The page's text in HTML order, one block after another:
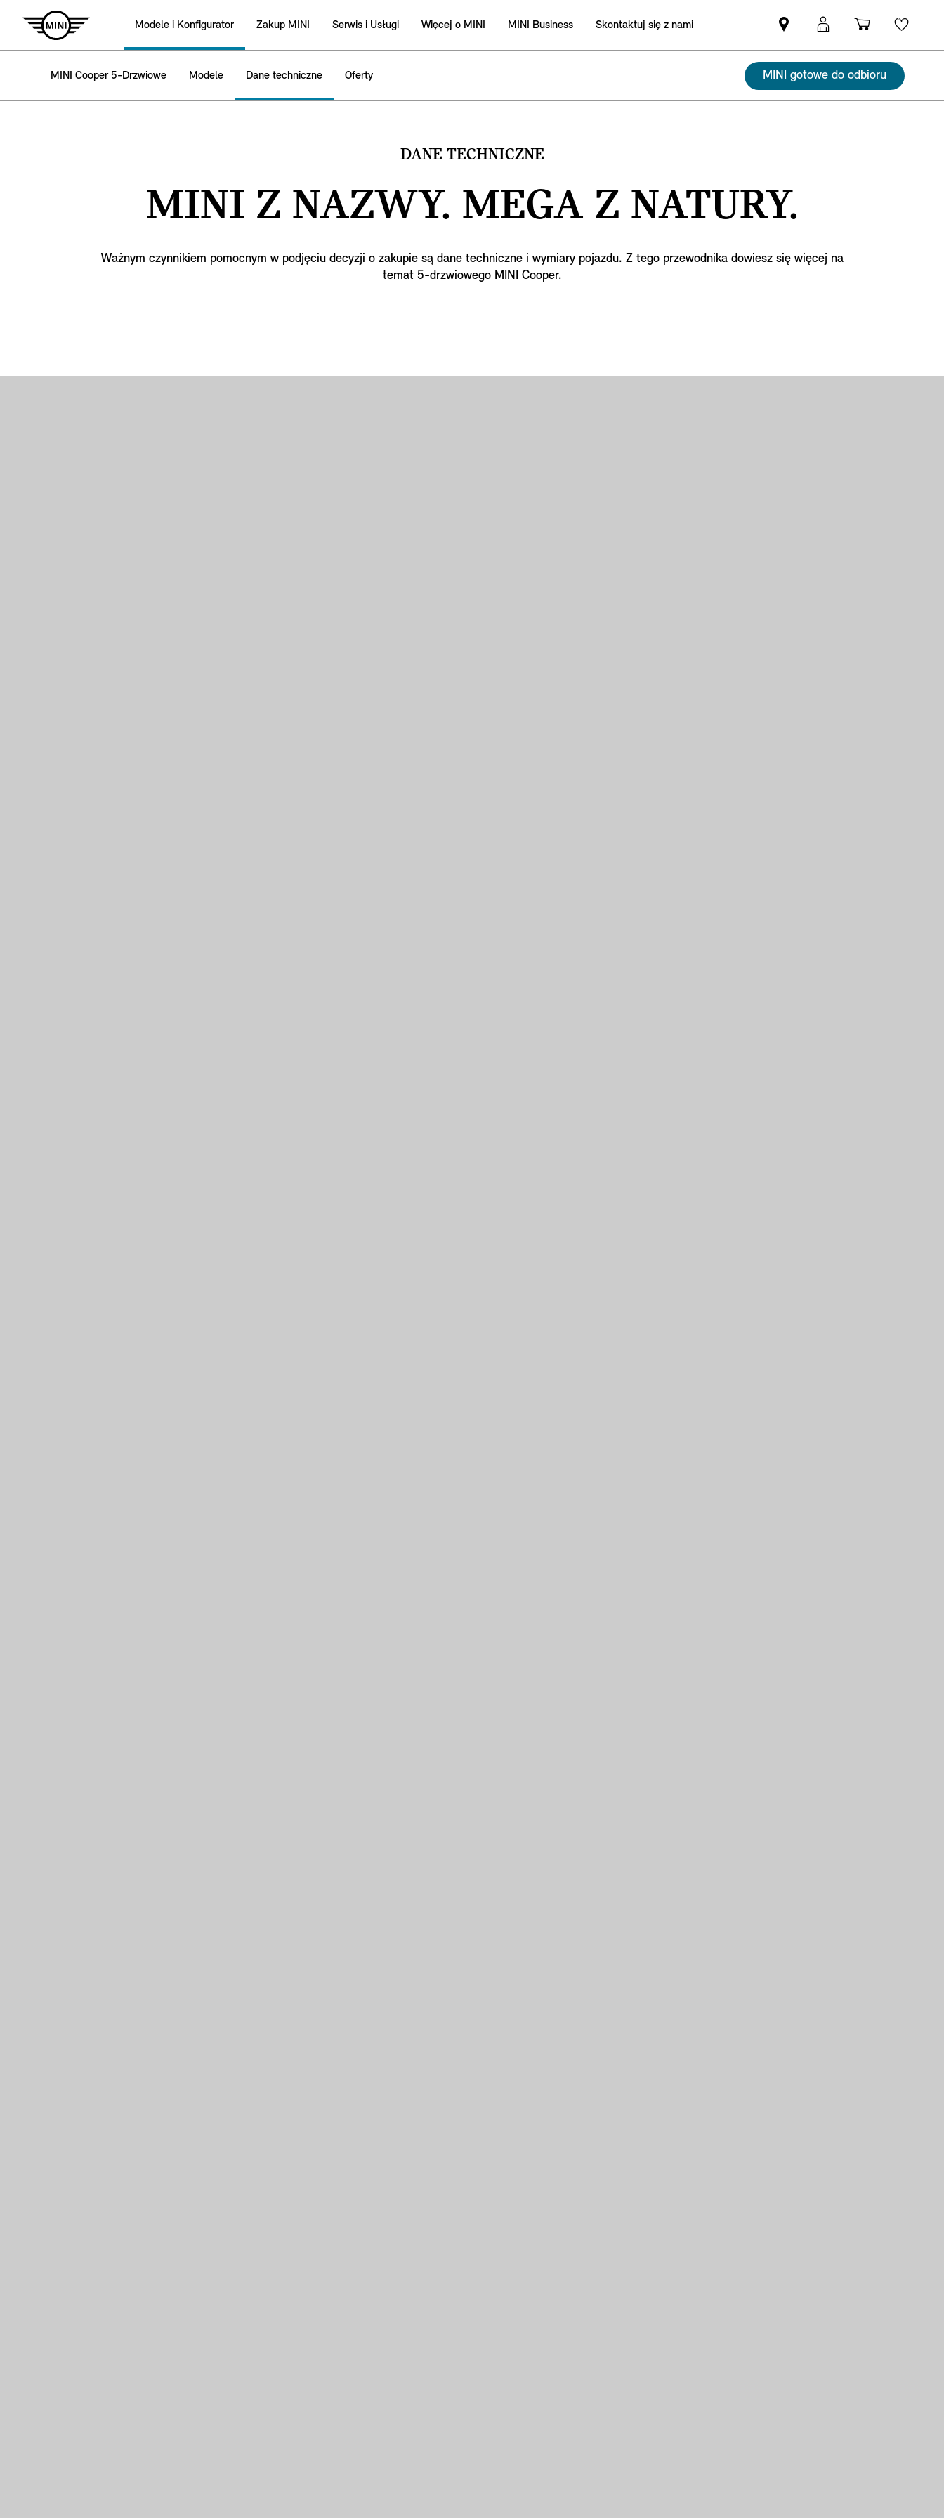
Modele i Konfigurator Zakup MINI Serwis i Usługi Więcej o MINI MINI Business Skontaktuj się z nami
Znajdź
Partnera
MINI
Logowanie
MyMini
Koszyk
MINI Cooper 5-Drzwiowe Modele Dane techniczne Oferty MINI gotowe do odbioru
DANE TECHNICZNE
MINI Z NAZWY. MEGA Z NATURY.
Ważnym czynnikiem pomocnym w podjęciu decyzji o zakupie są dane techniczne i wymiary pojazdu. Z tego przewodnika dowiesz się więcej na
temat 5-drzwiowego MINI Cooper.